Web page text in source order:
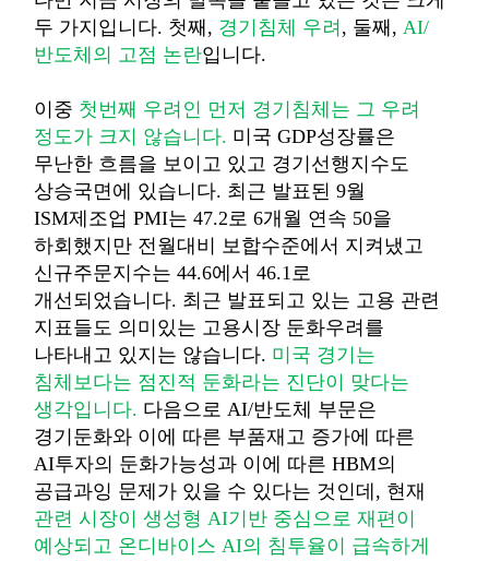
두 가지입니다. 첫째 , 경기침체 우려 , 둘째 , AI/
반도체의 고점 논란입니다.
이중 첫번째 우려인 먼저 경기침체는 그 우려
정도가 크지 않습니다. 미국 GDP성장률은
무난한 흐름을 보이고 있고 경기선행지수도
상승국면에 있습니다. 최근 발표된 9월
ISM제조업 PMI는 47.2로 6개월 연속 50을
하회했지만 전월대비 보합수준에서 지켜냈고
신규주문지수는 44.6에서 46.1로
개선되었습니다. 최근 발표되고 있는 고용 관련
지표들도 의미있는 고용시장 둔화우려를
나타내고 있지는 않습니다. 미국 경기는
침체보다는 점진적 둔화라는 진단이 맞다는
생각입니다. 다음으로 AI/반도체 부문은
경기둔화와 이에 따른 부품재고 증가에 따른
AI투자의 둔화가능성과 이에 따른 HBM의
공급과잉 문제가 있을 수 있다는 것인데 , 현재
관련 시장이 생성형 AI기반 중심으로 재편이
예상되고 온디바이스 AI의 침투율이 급속하게